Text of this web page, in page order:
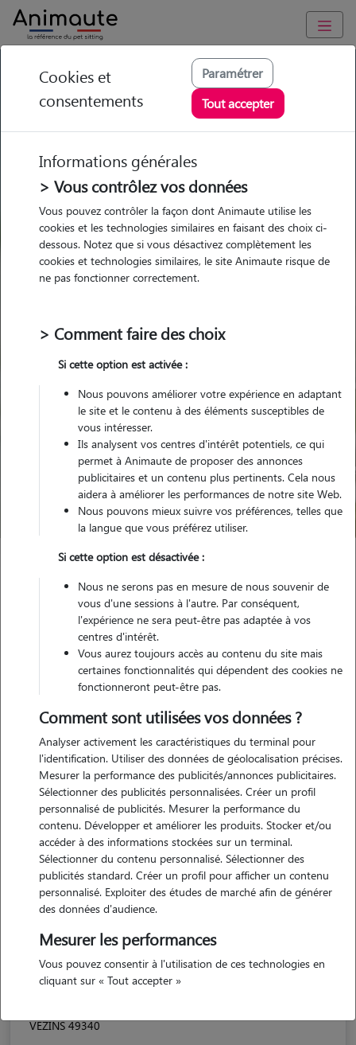
GARDE ANIMAUX à Trémentines : Garde chien et chat en
famille ou à domicile, visites et promenades
Trouvez une garde animaux à
Trémentines
Parmi nos 3 pet-sitters à
Trémentines
Pour quel animal ?
Trouver mon Pet Sitter
Trémentines
Nos promeneurs et familles d'accueil
à Trémentines (49340)
VEZINS 49340
Cookies et
consentements
Paramétrer
Tout accepter
Informations générales
> Vous contrôlez vos données
Vous pouvez contrôler la façon dont Animaute utilise les
cookies et les technologies similaires en faisant des choix ci-
dessous. Notez que si vous désactivez complètement les
cookies et technologies similaires, le site Animaute risque de
ne pas fonctionner correctement.
> Comment faire des choix
Si cette option est activée :
Nous pouvons améliorer votre expérience en adaptant
le site et le contenu à des éléments susceptibles de
vous intéresser.
Ils analysent vos centres d'intérêt potentiels, ce qui
permet à Animaute de proposer des annonces
publicitaires et un contenu plus pertinents. Cela nous
aidera à améliorer les performances de notre site Web.
Nous pouvons mieux suivre vos préférences, telles que
la langue que vous préférez utiliser.
Si cette option est désactivée :
Nous ne serons pas en mesure de nous souvenir de
vous d'une sessions à l'autre. Par conséquent,
l'expérience ne sera peut-être pas adaptée à vos
centres d'intérêt.
Vous aurez toujours accès au contenu du site mais
certaines fonctionnalités qui dépendent des cookies ne
fonctionneront peut-être pas.
Comment sont utilisées vos données ?
Analyser activement les caractéristiques du terminal pour
l'identification. Utiliser des données de géolocalisation précises.
Mesurer la performance des publicités/annonces publicitaires.
Sélectionner des publicités personnalisées. Créer un profil
personnalisé de publicités. Mesurer la performance du
contenu. Développer et améliorer les produits. Stocker et/ou
accéder à des informations stockées sur un terminal.
Sélectionner du contenu personnalisé. Sélectionner des
publicités standard. Créer un profil pour afficher un contenu
personnalisé. Exploiter des études de marché afin de générer
des données d'audience.
Mesurer les performances
Vous pouvez consentir à l'utilisation de ces technologies en
cliquant sur « Tout accepter »